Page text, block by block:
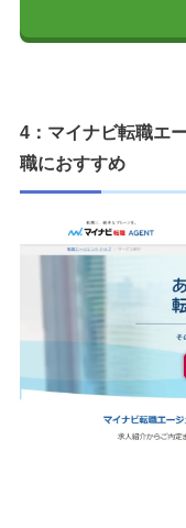
4：マイナビ転職エ
職におすすめ